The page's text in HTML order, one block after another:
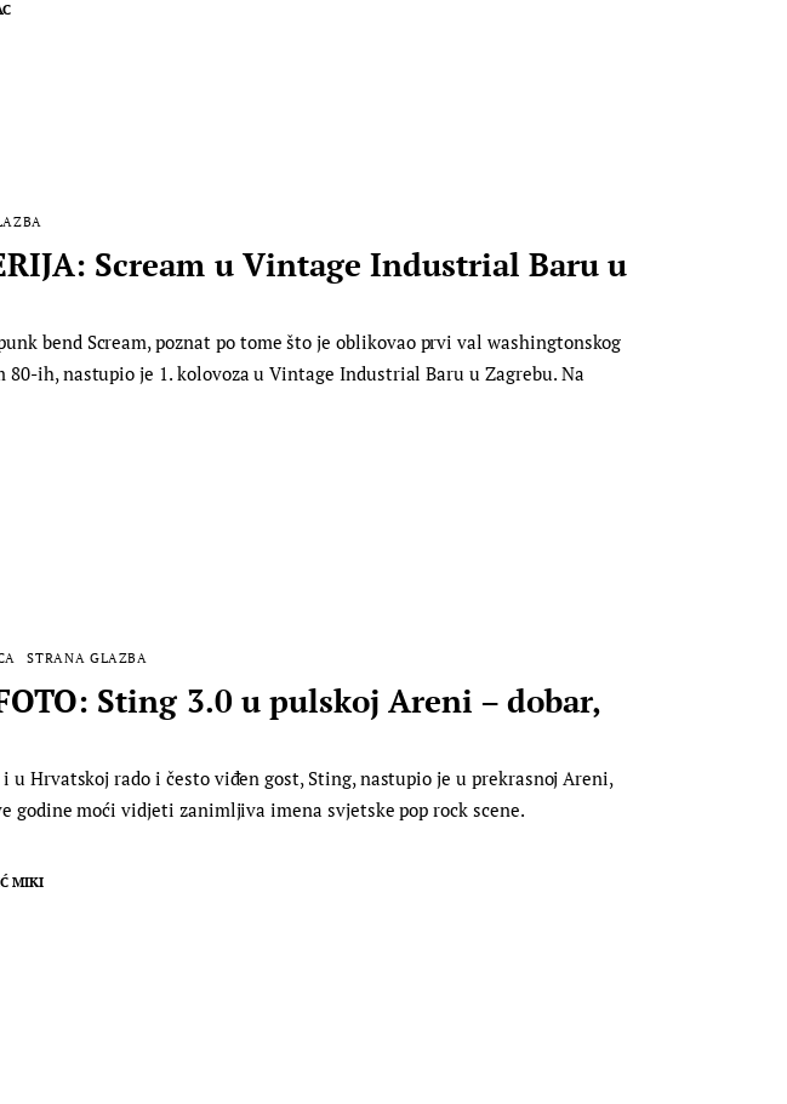
Scream u Vintage Industrial Baru u
bend Scream, poznat po tome što je oblikovao prvi val washingtonskog
80-ih, nastupio je 1. kolovoza u Vintage Industrial Baru u Zagrebu. Na
STRANA GLAZBA
Sting 3.0 u pulskoj Areni – dobar,
u Hrvatskoj rado i često viđen gost, Sting, nastupio je u prekrasnoj Areni,
godine moći vidjeti zanimljiva imena svjetske pop rock scene.
MIKI